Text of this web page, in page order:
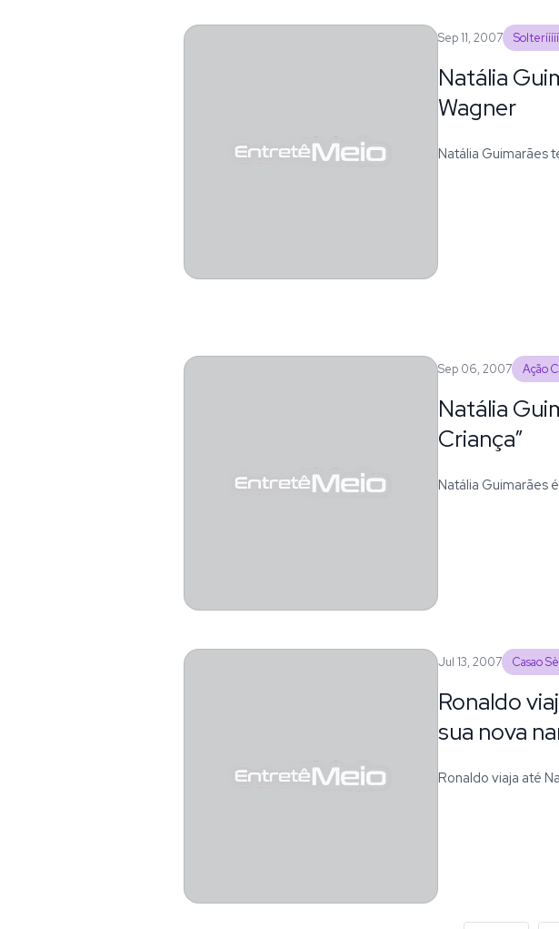
Sep 11, 2007
Natália
Wagner
Natália Guimarães
Sep 06, 2007 Ação
Natália
Criança”
Natália Guimarães
Jul 13, 2007 Casao
Ronaldo
sua nova
Ronaldo viaja até